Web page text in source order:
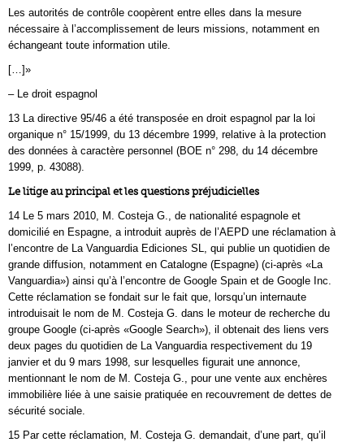
Les autorités de contrôle coopèrent entre elles dans la mesure
nécessaire à l’accomplissement de leurs missions, notamment en
échangeant toute information utile.
[…]»
– Le droit espagnol
13 La directive 95/46 a été transposée en droit espagnol par la loi
organique n° 15/1999, du 13 décembre 1999, relative à la protection
des données à caractère personnel (BOE n° 298, du 14 décembre
1999, p. 43088).
Le litige au principal et les questions préjudicielles
14 Le 5 mars 2010, M. Costeja G., de nationalité espagnole et
domicilié en Espagne, a introduit auprès de l’AEPD une réclamation à
l’encontre de La Vanguardia Ediciones SL, qui publie un quotidien de
grande diffusion, notamment en Catalogne (Espagne) (ci-après «La
Vanguardia») ainsi qu’à l’encontre de Google Spain et de Google Inc.
Cette réclamation se fondait sur le fait que, lorsqu’un internaute
introduisait le nom de M. Costeja G. dans le moteur de recherche du
groupe Google (ci-après «Google Search»), il obtenait des liens vers
deux pages du quotidien de La Vanguardia respectivement du 19
janvier et du 9 mars 1998, sur lesquelles figurait une annonce,
mentionnant le nom de M. Costeja G., pour une vente aux enchères
immobilière liée à une saisie pratiquée en recouvrement de dettes de
sécurité sociale.
15 Par cette réclamation, M. Costeja G. demandait, d’une part, qu’il